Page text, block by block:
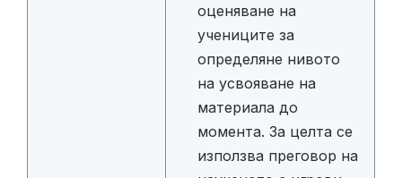
оценяване на
учениците за
определяне нивото
на усвояване на
материала до
момента. За целта се
използва преговор на